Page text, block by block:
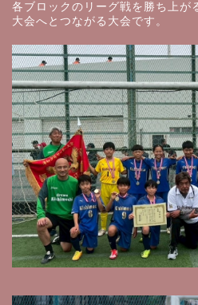
各ブロックのリーグ戦を勝ち上が
大会へとつながる大会です。